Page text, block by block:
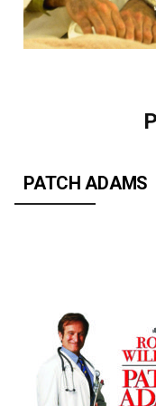
PATCH ADAMS